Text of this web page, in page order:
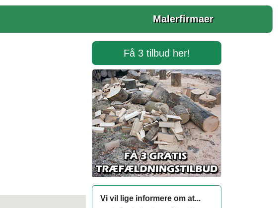
Malerfirmaer
Få 3 tilbud her!
Vi vil lige informere om at...